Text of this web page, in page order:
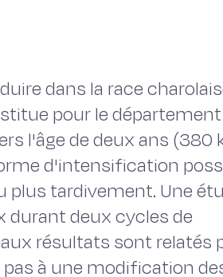
dans la race
pour le
l'âge de deux ans (380
d'intensification
tardivement. Une
durant deux cycles de
résultats sont relatés
à une modification